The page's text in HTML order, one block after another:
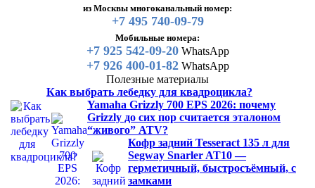
из Москвы многоканальный номер:
+7 495 740-09-79
Мобильные номера:
+7 925 542-09-20WhatsApp
+7 926 400-01-82WhatsApp
Полезные материалы
Как выбрать лебедку для квадроцикла?
Yamaha Grizzly 700 EPS 2026: почему
Grizzly до сих пор считается эталоном
“живого” ATV?
Кофр задний Tesseract 135 л для
Segway Snarler AT10 —
герметичный, быстросъёмный, с
замками